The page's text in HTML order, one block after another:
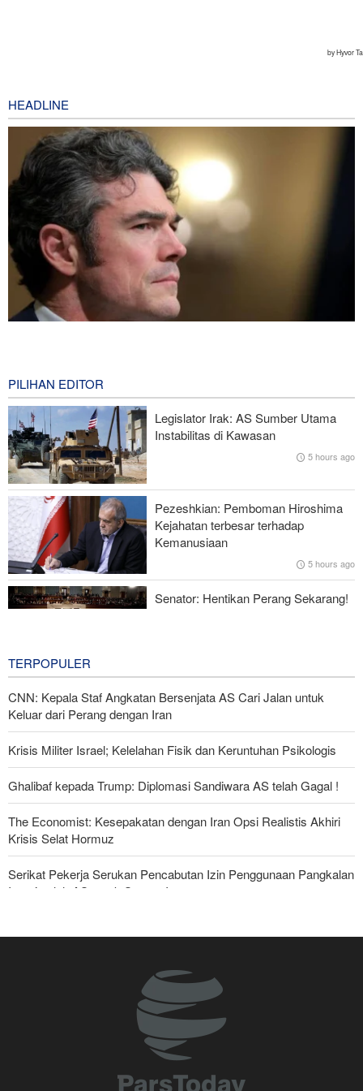
HEADLINE
Hulu Ledak Manuver dan Antena Anti-Jamming: Lonjakan
Kualitatif Rudal Kheibar Shekan
Zolghadr: Selat Hormuz Hanya Akan Dibuka Jika AS Perbaiki
Perilaku—Ini 6 Syaratnya!
Norouzi: Jurnalis Berdiri di Titik Pertemuan antara Realitas dan
Opini Publik
Menhan Pakistan: Persatuan Negara-negara Islam dalam
Melawan Zionis Urgen
PILIHAN EDITOR
Legislator Irak: AS Sumber Utama
Instabilitas di Kawasan
5 hours ago
Pezeshkian: Pemboman Hiroshima
Kejahatan terbesar terhadap
Kemanusiaan
5 hours ago
Senator: Hentikan Perang Sekarang!
TERPOPULER
CNN: Kepala Staf Angkatan Bersenjata AS Cari Jalan untuk
Keluar dari Perang dengan Iran
Krisis Militer Israel; Kelelahan Fisik dan Keruntuhan Psikologis
Ghalibaf kepada Trump: Diplomasi Sandiwara AS telah Gagal !
The Economist: Kesepakatan dengan Iran Opsi Realistis Akhiri
Krisis Selat Hormuz
Serikat Pekerja Serukan Pencabutan Izin Penggunaan Pangkalan
Inggris oleh AS untuk Serang Iran
Foreign Affairs: AS Harus Tinggalkan Asia Barat
Mengapa Lobi Zionis di Amerika Tidak Lagi Seefektif Dulu?
Anggota Kongres AS Khawatirkan Dampak Menipisnya Rudal